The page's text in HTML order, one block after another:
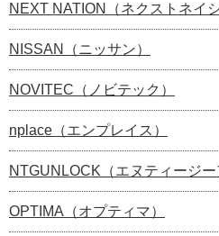
NEXT NATION（ネクストネイシ
NISSAN（ニッサン）
NOVITEC（ノビテック）
nplace（エンプレイス）
NTGUNLOCK（エヌティージー
OPTIMA（オプティマ）